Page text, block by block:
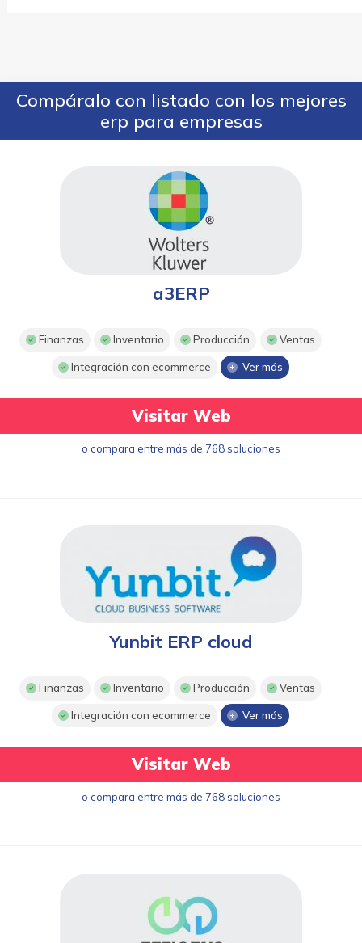
Compáralo con listado con los mejores
erp para empresas
a3ERP
Finanzas Inventario Producción Ventas
Integración con ecommerce Ver más
Visitar Web
o compara entre más de 768 soluciones
Yunbit ERP cloud
Finanzas Inventario Producción Ventas
Integración con ecommerce Ver más
Visitar Web
o compara entre más de 768 soluciones